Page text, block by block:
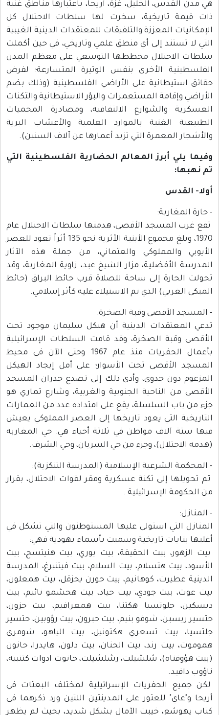
هي مدن القدس، الخليل، غزة، أريحا، باعتبارها مناطق غنية
ذات قيمة تاريخية، سخرت لها سلطات الاحتلال كل
الإمكانيات المعززة والتلفيقات للمعتقدات الدينية الغيبية
التي لا تستند إلى أي منطق علمي وتاريخي، في حين أكملت
سلطات الاحتلال مخططها التوسعي على معظم المدن
الفلسطينية الأخرى بنفس الوتيرة المتسارعة؛ لفرض
حقائق استيطانية على الأراضي الفلسطينية (وذلك بضم
الأراضي وإقامة المستعمرات والبؤر الاستيطانية والثكنات
العسكرية والشوارع الالتفافية، ومصادرة المحميات
الطبيعية الغنية بالموارد العلمية والأعشاب البرية
والأشجار المعمرة التي تزيد أعمارها عن آلاف السنين).
وفيما يلي أبرز المعالم الحضارية الفلسطينية التي
تم نهبها:
أولا- القدس
- حارة المغاربة:
تقع غرب المسجد الأقصى، هدمتها سلطات الاحتلال عام
1970، وبلغ مجموع الأبنية الأثرية نحو 135 أثراً تعود للعصر
الأيوبي والمملوكي والعثماني، من جملة هذه الآثار
المدرسة الأفضلية، مزار الشيخ عبد، زاوية المغاربة، وقد
تحولت الحارة إلى ساحة للصلاة قرب حائط البراق (حائط
المبكى الغربي) الذي تم الاستيلاء عليه كأثر إسلامي.
- المسجد الأقصى وقبة الصخرة:
تدعي المعتقدات الدينية أن هيكل سليمان موجود تحت
الأقصى وقبة الصخرة، وقد قامت السلطات الإسرائيلية
بأعمال الحفريات منذ عام 1967 وحتى الآن في محيط
المسجد الأقصى تحت الأسوار؛ على أمل إيجاد الهيكل
المزعوم دون جدوى، وأدى ذلك إلى تصدع جدران المسجد
الأقصى من الناحية الجنوبية والغربية، وشارع تماري هو
جزء من باب السلسلة، يقع على امتداده عدد من العمارات
التاريخية التي يعود تاريخها إلى العصر المملوكي يعيش
فيها ستة آلاف مواطن في ثلاثة أحياء هي: حي المغاربة
(هدمه الاحتلال)، وجزء من حي السريان، وحي الشرف.
- المحكمة الشرعية الإسلامية (المدرسة التنكزية):
تم تحويلها إلى ثكنة عسكرية ومقر لقوات الاحتلال، بقرار
من الحكومة الإسرائيلية .
- المنازل:
المنازل التي استولى عليها المستوطنون والتي تشكل في
أغلبها بنايات تاريخية وسميت بأسماء يهودية فهي:
بيت الزهور، بيت الحقيقة، بيت يوري، بيت هنيتسح، بيت
الأسود، بيت هتسلام، بيت السلام، بيت فيتنبرغ، المدرسة
الدينية عطيرت، كوهانيم، بيت حورن يحزقل، بيت همعلون،
بيت عوت، بيت جودي، بيت حياد، بيت هحشمو نائيم، بيت
ديسكين، جلوتسيا هكتنا، بيت همعرافيم، بيت حزون،
حتسير ريسبن، شوفو بنيم، بيت حبرون، بيت رؤوبين، حتسير
جلتسيا، بيت تسعري هكتونيل، بيت الياهو، شومري
هموموت، بيت رند، بيت الحنان، بيت دلون، هايدرا، حانون
(بيت هؤوفناه)، شلشيلت، رشلشيلت، حانوت ادوات كتنبية،
ناؤوب دافيد.
لكن جميع الحفريات الإسرائيلية لمختلف البعثات في
أريحا و"عاي" للعثور على المدينتين اللتين ورد ذكرهما في
كتاب يهوشع، خيبت الآمال بشكل شديد، بحيث لم يظهر